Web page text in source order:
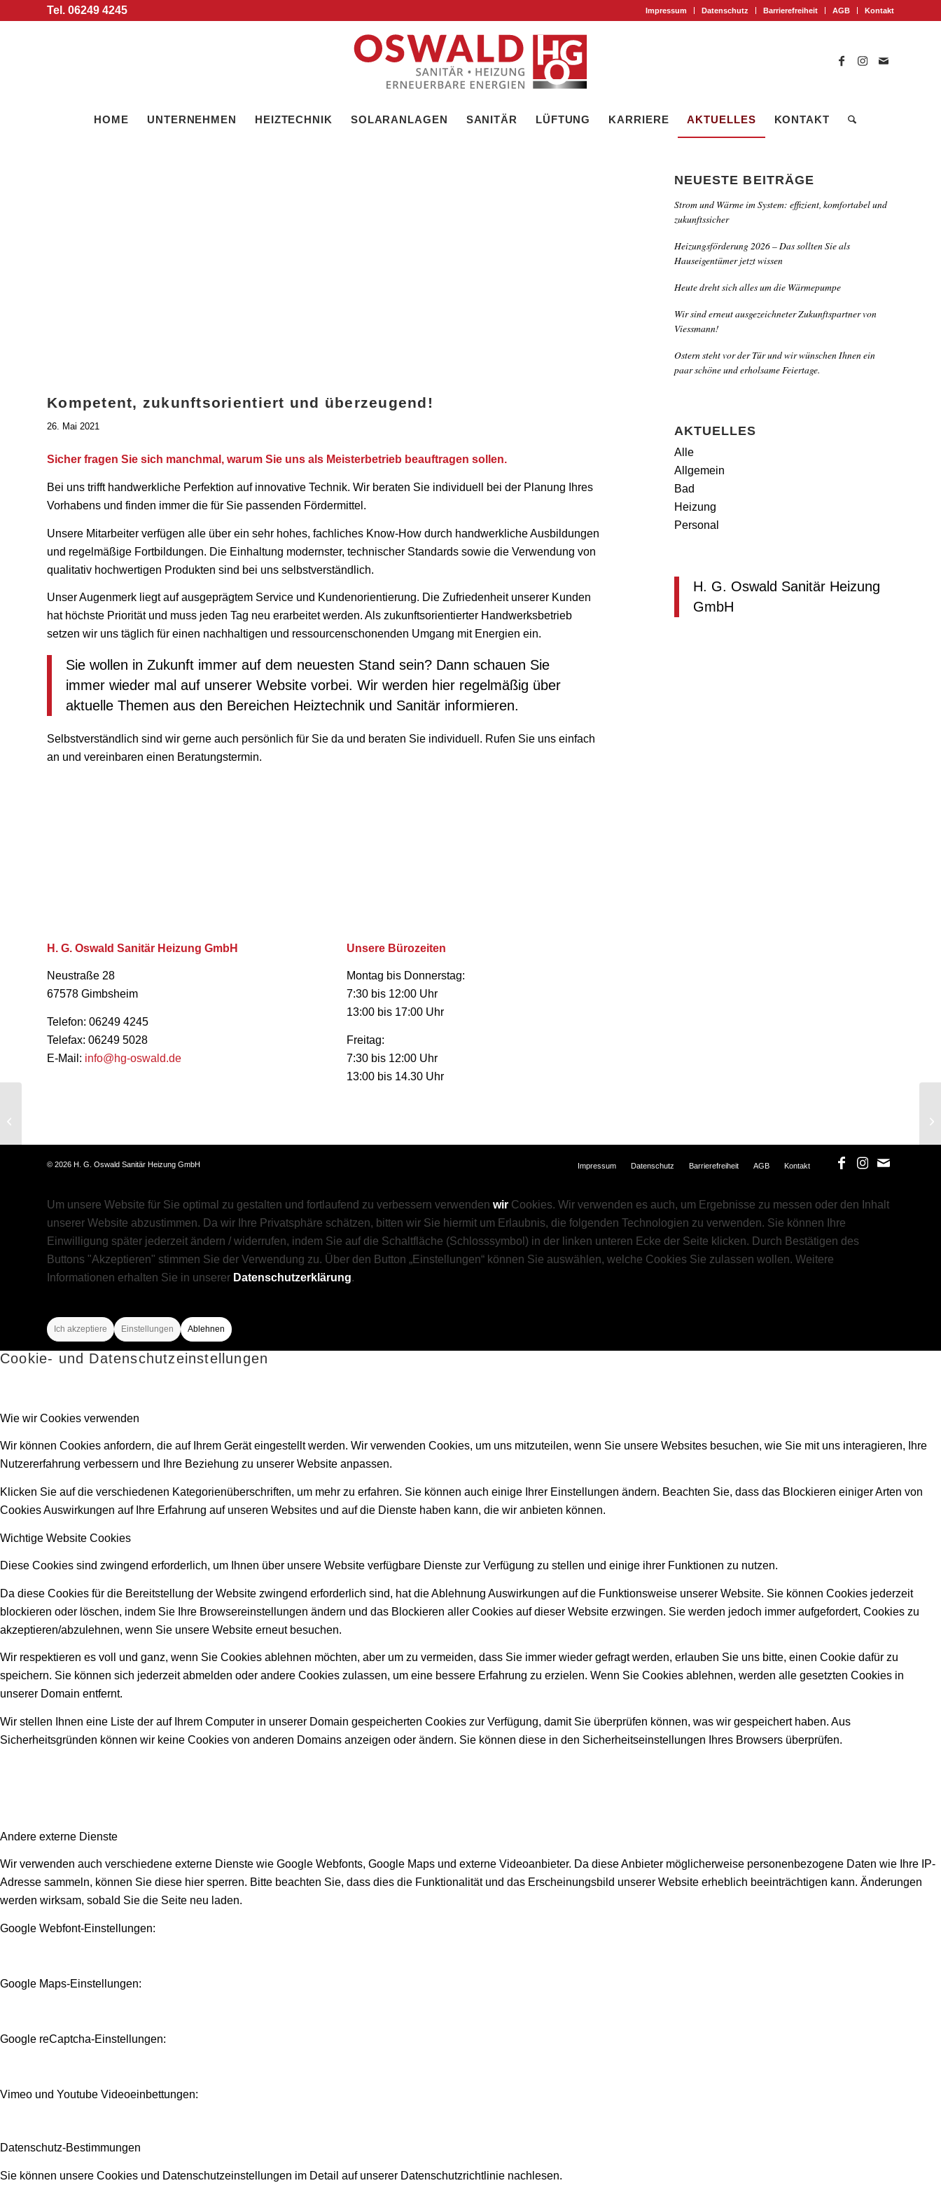
Impressum Datenschutz Barrierefreiheit AGB Kontakt
Tel. 06249 4245
HOME UNTERNEHMEN HEIZTECHNIK SOLARANLAGEN SANITÄR LÜFTUNG KARRIERE AKTUELLES KONTAKT
Kompetent, zukunftsorientiert und überzeugend!
26. Mai 2021
Sicher fragen Sie sich manchmal, warum Sie uns als Meisterbetrieb beauftragen sollen.
Bei uns trifft handwerkliche Perfektion auf innovative Technik. Wir beraten Sie individuell bei der Planung Ihres
Vorhabens und finden immer die für Sie passenden Fördermittel.
Unsere Mitarbeiter verfügen alle über ein sehr hohes, fachliches Know-How durch handwerkliche Ausbildungen
und regelmäßige Fortbildungen. Die Einhaltung modernster, technischer Standards sowie die Verwendung von
qualitativ hochwertigen Produkten sind bei uns selbstverständlich.
Unser Augenmerk liegt auf ausgeprägtem Service und Kundenorientierung. Die Zufriedenheit unserer Kunden
hat höchste Priorität und muss jeden Tag neu erarbeitet werden. Als zukunftsorientierter Handwerksbetrieb
setzen wir uns täglich für einen nachhaltigen und ressourcenschonenden Umgang mit Energien ein.
Sie wollen in Zukunft immer auf dem neuesten Stand sein? Dann schauen Sie
immer wieder mal auf unserer Website vorbei. Wir werden hier regelmäßig über
aktuelle Themen aus den Bereichen Heiztechnik und Sanitär informieren.
Selbstverständlich sind wir gerne auch persönlich für Sie da und beraten Sie individuell. Rufen Sie uns einfach
an und vereinbaren einen Beratungstermin.
NEUESTE BEITRÄGE
Strom und Wärme im System: effizient, komfortabel und
zukunftssicher
Heizungsförderung 2026 – Das sollten Sie als
Hauseigentümer jetzt wissen
Heute dreht sich alles um die Wärmepumpe
Wir sind erneut ausgezeichneter Zukunftspartner von
Viessmann!
Ostern steht vor der Tür und wir wünschen Ihnen ein
paar schöne und erholsame Feiertage.
AKTUELLES
Alle
Allgemein
Bad
Heizung
Personal
H. G. Oswald Sanitär Heizung
GmbH
H. G. Oswald Sanitär Heizung GmbH
Neustraße 28
67578 Gimbsheim
Telefon: 06249 4245
Telefax: 06249 5028
E-Mail: info@hg-oswald.de
Unsere Bürozeiten
Montag bis Donnerstag:
7:30 bis 12:00 Uhr
13:00 bis 17:00 Uhr
Freitag:
7:30 bis 12:00 Uhr
13:00 bis 14.30 Uhr
© 2026 H. G. Oswald Sanitär Heizung GmbH Impressum Datenschutz Barrierefreiheit AGB Kontakt
Um unsere Website für Sie optimal zu gestalten und fortlaufend zu verbessern verwenden wir Cookies. Wir verwenden es auch, um Ergebnisse zu messen oder den Inhalt
unserer Website abzustimmen. Da wir Ihre Privatsphäre schätzen, bitten wir Sie hiermit um Erlaubnis, die folgenden Technologien zu verwenden. Sie können Ihre
Einwilligung später jederzeit ändern / widerrufen, indem Sie auf die Schaltfläche (Schlosssymbol) in der linken unteren Ecke der Seite klicken. Durch Bestätigen des
Buttons "Akzeptieren" stimmen Sie der Verwendung zu. Über den Button „Einstellungen“ können Sie auswählen, welche Cookies Sie zulassen wollen. Weitere
Informationen erhalten Sie in unserer Datenschutzerklärung.
Ich akzeptiere Einstellungen Ablehnen
Cookie- und Datenschutzeinstellungen
Wie wir Cookies verwenden
Wir können Cookies anfordern, die auf Ihrem Gerät eingestellt werden. Wir verwenden Cookies, um uns mitzuteilen, wenn Sie unsere Websites besuchen, wie Sie mit uns interagieren, Ihre
Nutzererfahrung verbessern und Ihre Beziehung zu unserer Website anpassen.
Klicken Sie auf die verschiedenen Kategorienüberschriften, um mehr zu erfahren. Sie können auch einige Ihrer Einstellungen ändern. Beachten Sie, dass das Blockieren einiger Arten von
Cookies Auswirkungen auf Ihre Erfahrung auf unseren Websites und auf die Dienste haben kann, die wir anbieten können.
Wichtige Website Cookies
Diese Cookies sind zwingend erforderlich, um Ihnen über unsere Website verfügbare Dienste zur Verfügung zu stellen und einige ihrer Funktionen zu nutzen.
Da diese Cookies für die Bereitstellung der Website zwingend erforderlich sind, hat die Ablehnung Auswirkungen auf die Funktionsweise unserer Website. Sie können Cookies jederzeit
blockieren oder löschen, indem Sie Ihre Browsereinstellungen ändern und das Blockieren aller Cookies auf dieser Website erzwingen. Sie werden jedoch immer aufgefordert, Cookies zu
akzeptieren/abzulehnen, wenn Sie unsere Website erneut besuchen.
Wir respektieren es voll und ganz, wenn Sie Cookies ablehnen möchten, aber um zu vermeiden, dass Sie immer wieder gefragt werden, erlauben Sie uns bitte, einen Cookie dafür zu
speichern. Sie können sich jederzeit abmelden oder andere Cookies zulassen, um eine bessere Erfahrung zu erzielen. Wenn Sie Cookies ablehnen, werden alle gesetzten Cookies in
unserer Domain entfernt.
Wir stellen Ihnen eine Liste der auf Ihrem Computer in unserer Domain gespeicherten Cookies zur Verfügung, damit Sie überprüfen können, was wir gespeichert haben. Aus
Sicherheitsgründen können wir keine Cookies von anderen Domains anzeigen oder ändern. Sie können diese in den Sicherheitseinstellungen Ihres Browsers überprüfen.
Andere externe Dienste
Wir verwenden auch verschiedene externe Dienste wie Google Webfonts, Google Maps und externe Videoanbieter. Da diese Anbieter möglicherweise personenbezogene Daten wie Ihre IP-
Adresse sammeln, können Sie diese hier sperren. Bitte beachten Sie, dass dies die Funktionalität und das Erscheinungsbild unserer Website erheblich beeinträchtigen kann. Änderungen
werden wirksam, sobald Sie die Seite neu laden.
Google Webfont-Einstellungen:
Google Maps-Einstellungen:
Google reCaptcha-Einstellungen:
Vimeo und Youtube Videoeinbettungen:
Datenschutz-Bestimmungen
Sie können unsere Cookies und Datenschutzeinstellungen im Detail auf unserer Datenschutzrichtlinie nachlesen.